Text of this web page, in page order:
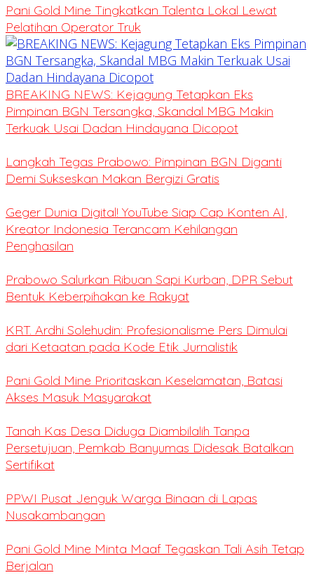
Pani Gold Mine Tingkatkan Talenta Lokal Lewat
Pelatihan Operator Truk
BREAKING NEWS: Kejagung Tetapkan Eks
Pimpinan BGN Tersangka, Skandal MBG Makin
Terkuak Usai Dadan Hindayana Dicopot
Langkah Tegas Prabowo: Pimpinan BGN Diganti
Demi Sukseskan Makan Bergizi Gratis
Geger Dunia Digital! YouTube Siap Cap Konten AI,
Kreator Indonesia Terancam Kehilangan
Penghasilan
Prabowo Salurkan Ribuan Sapi Kurban, DPR Sebut
Bentuk Keberpihakan ke Rakyat
KRT. Ardhi Solehudin: Profesionalisme Pers Dimulai
dari Ketaatan pada Kode Etik Jurnalistik
Pani Gold Mine Prioritaskan Keselamatan, Batasi
Akses Masuk Masyarakat
Tanah Kas Desa Diduga Diambilalih Tanpa
Persetujuan, Pemkab Banyumas Didesak Batalkan
Sertifikat
PPWI Pusat Jenguk Warga Binaan di Lapas
Nusakambangan
Pani Gold Mine Minta Maaf Tegaskan Tali Asih Tetap
Berjalan